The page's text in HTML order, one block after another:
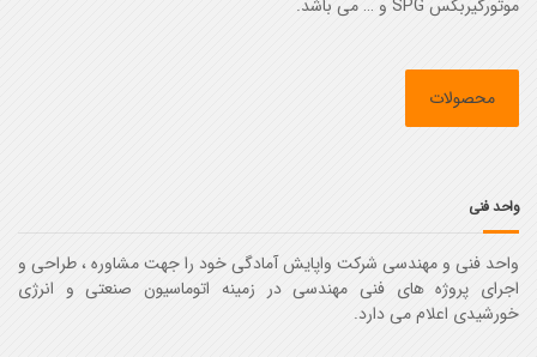
موتورگیربکس SPG و … می باشد.
محصولات
واحد فنی
واحد فنی و مهندسی شرکت واپایش آمادگی خود را جهت مشاوره ، طراحی و
اجرای پروژه های فنی مهندسی در زمینه اتوماسیون صنعتی و انرژی
خورشیدی اعلام می دارد.